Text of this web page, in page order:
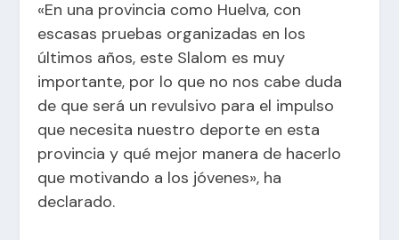
«En una provincia como Huelva, con
escasas pruebas organizadas en los
últimos años, este Slalom es muy
importante, por lo que no nos cabe duda
de que será un revulsivo para el impulso
que necesita nuestro deporte en esta
provincia y qué mejor manera de hacerlo
que motivando a los jóvenes», ha
declarado.